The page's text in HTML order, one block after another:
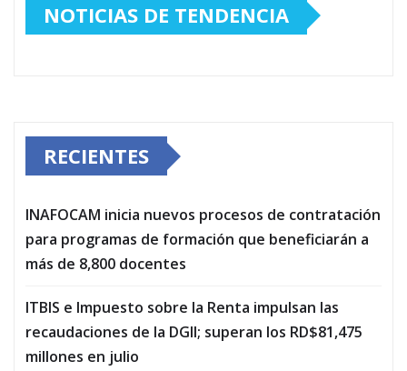
NOTICIAS DE TENDENCIA
RECIENTES
INAFOCAM inicia nuevos procesos de contratación
para programas de formación que beneficiarán a
más de 8,800 docentes
ITBIS e Impuesto sobre la Renta impulsan las
recaudaciones de la DGII; superan los RD$81,475
millones en julio